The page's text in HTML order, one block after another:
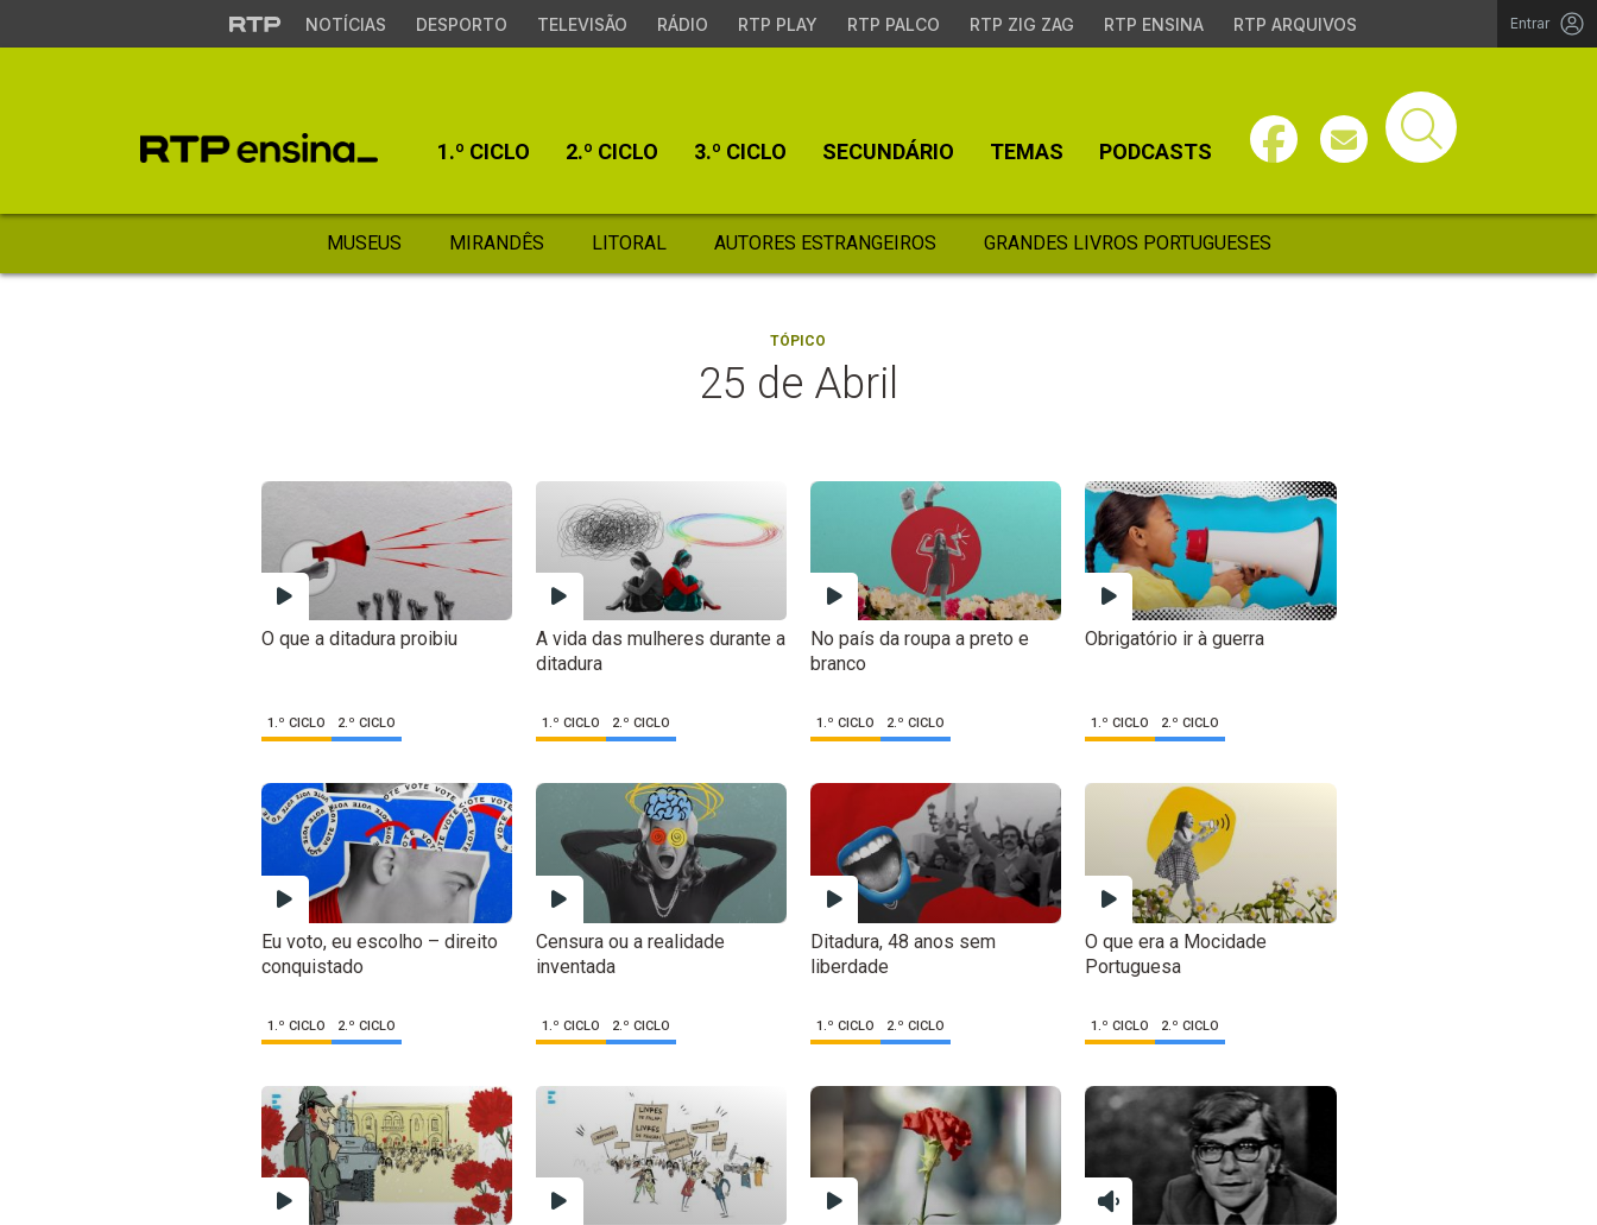
NOTÍCIAS DESPORTO TELEVISÃO RÁDIO RTP PLAY RTP PALCO RTP ZIG ZAG RTP ENSINA RTP ARQUIVOS Entrar
1.º CICLO 2.º CICLO 3.º CICLO SECUNDÁRIO TEMAS PODCASTS
MUSEUS MIRANDÊS LITORAL AUTORES ESTRANGEIROS GRANDES LIVROS PORTUGUESES
TÓPICO
25 de Abril
O que a ditadura proibiu
1.º CICLO 2.º CICLO
A vida das mulheres durante a
ditadura
1.º CICLO 2.º CICLO
No país da roupa a preto e
branco
1.º CICLO 2.º CICLO
Obrigatório ir à guerra
1.º CICLO 2.º CICLO
Eu voto, eu escolho – direito
conquistado
1.º CICLO 2.º CICLO
Censura ou a realidade
inventada
1.º CICLO 2.º CICLO
Ditadura, 48 anos sem
liberdade
1.º CICLO 2.º CICLO
O que era a Mocidade
Portuguesa
1.º CICLO 2.º CICLO